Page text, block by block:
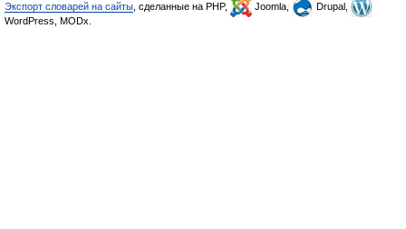
Экспорт словарей на сайты , сделанные на PHP, Joomla,
Drupal,
WordPress, MODx.